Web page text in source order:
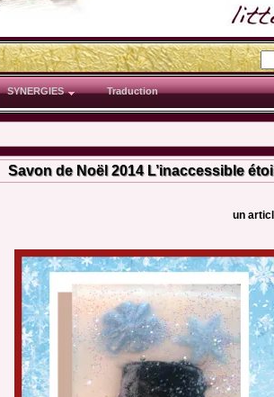
SYNERGIES Traduction
Savon de Noël 2014 L’inaccessible
un